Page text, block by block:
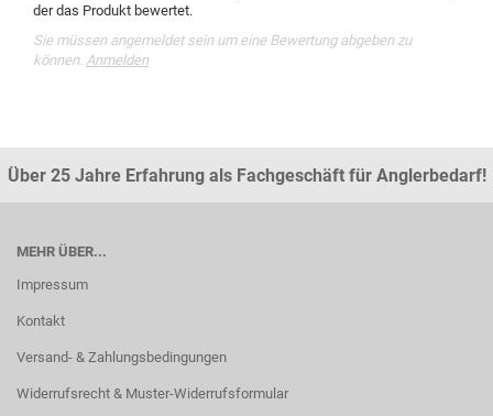
der das Produkt bewertet.
Sie müssen angemeldet sein um eine Bewertung abgeben zu
können. Anmelden
Über 25 Jahre Erfahrung als Fachgeschäft für Anglerbedarf!
MEHR ÜBER...
Impressum
Kontakt
Versand- & Zahlungsbedingungen
Widerrufsrecht & Muster-Widerrufsformular